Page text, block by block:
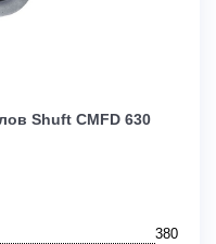
Shuft CMFD 630
380